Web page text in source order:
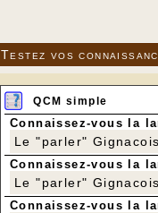
Testez vos
QCM simple
Connaissez-vous la
Le "parler"
Connaissez-vous la
Le "parler"
Connaissez-vous la